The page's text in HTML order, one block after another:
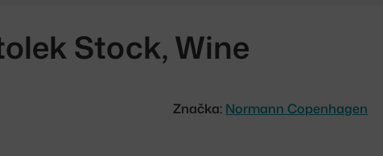
Stock, Wine
Značka: Normann Copenhagen